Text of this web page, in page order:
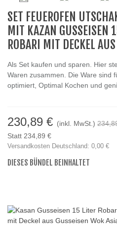
SET FEUEROFEN
MIT KAZAN GUSSEISEN
ROBARI MIT DECKEL
Als Set kaufen und sparen. Hier
Waren zusammen. Die Ware sind
optimiert, Optimal Kochen und
230,89 € (inkl. MwSt.)
Statt 234,89 €
Versandkosten Deutschland: 0,00 €
DIESES BÜNDEL BEINHALTET